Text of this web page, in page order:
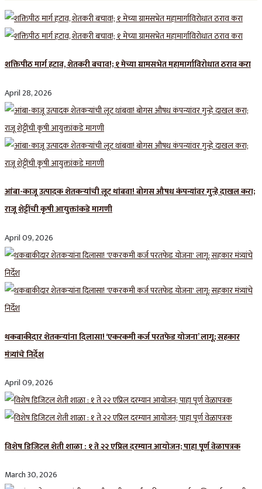
शक्तिपीठ मार्ग हटाव, शेतकरी बचाव!; १ मेच्या ग्रामसभेत महामार्गाविरोधात ठराव करा
April 28, 2026
आंबा-काजू उत्पादक शेतकऱ्यांची लूट थांबवा! बोगस औषध कंपन्यांवर गुन्हे दाखल करा;
राजू शेट्टींची कृषी आयुक्तांकडे मागणी
April 09, 2026
थकबाकीदार शेतकऱ्यांना दिलासा! ‘एकरकमी कर्ज परतफेड योजना’ लागू; सहकार
मंत्र्यांचे निर्देश
April 09, 2026
विशेष डिजिटल शेती शाळा : १ ते २२ एप्रिल दरम्यान आयोजन; पाहा पूर्ण वेळापत्रक
March 30, 2026